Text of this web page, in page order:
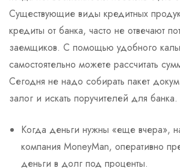
Существующие виды кредитных
кредиты от банка, часто не отвечают
заемщиков. С помощью удобного
самостоятельно можете рассчитать
Сегодня не надо собирать пакет
залог и искать поручителей для банка.
Когда деньги нужны «еще вчера»,
компания MoneyMan, оперативно
деньги в долг под проценты.